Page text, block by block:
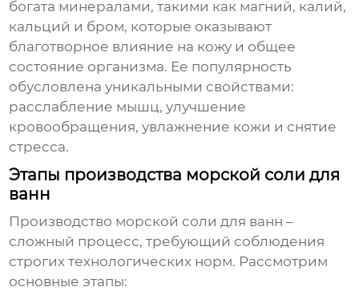
богата минералами, такими как магний, калий,
кальций и бром, которые оказывают
благотворное влияние на кожу и общее
состояние организма. Ее популярность
обусловлена уникальными свойствами:
расслабление мышц, улучшение
кровообращения, увлажнение кожи и снятие
стресса.
Этапы производства морской соли для
ванн
Производство морской соли для ванн –
сложный процесс, требующий соблюдения
строгих технологических норм. Рассмотрим
основные этапы: